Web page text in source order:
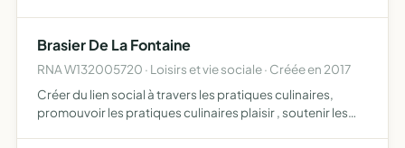
Brasier De La Fontaine
RNA W132005720 · Loisirs et vie sociale · Créée en 2017
Créer du lien social à travers les pratiques culinaires,
promouvoir les pratiques culinaires plaisir , soutenir les